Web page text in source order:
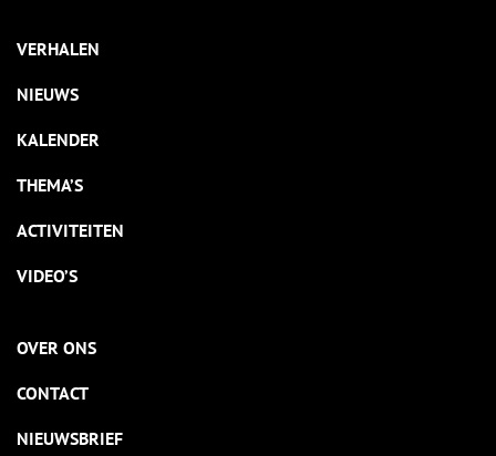
VERHALEN
NIEUWS
KALENDER
THEMA’S
ACTIVITEITEN
VIDEO’S
OVER ONS
CONTACT
NIEUWSBRIEF